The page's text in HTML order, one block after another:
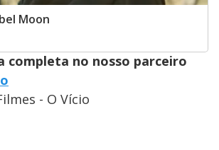
Moon
completa no nosso parceiro
- O Vício